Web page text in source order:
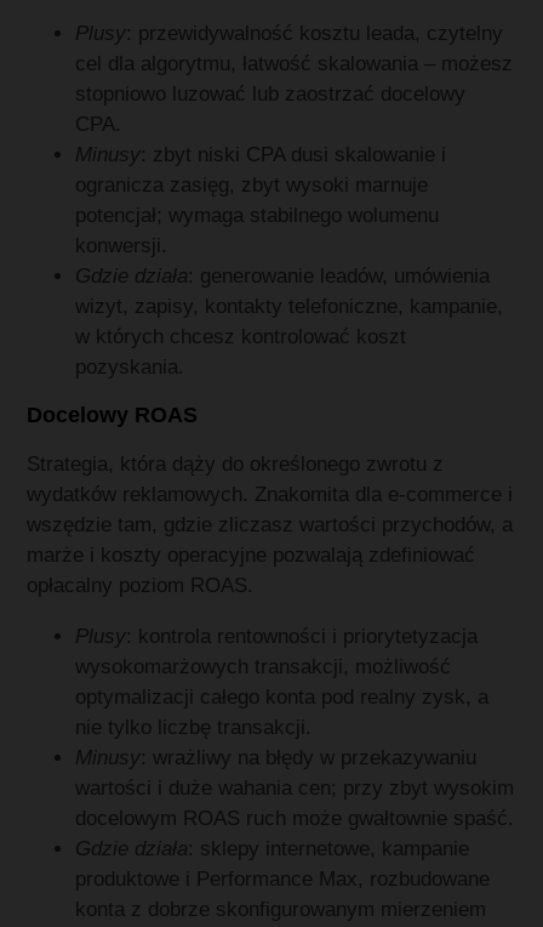
Plusy: przewidywalność kosztu leada, czytelny
cel dla algorytmu, łatwość skalowania – możesz
stopniowo luzować lub zaostrzać docelowy
CPA.
Minusy: zbyt niski CPA dusi skalowanie i
ogranicza zasięg, zbyt wysoki marnuje
potencjał; wymaga stabilnego wolumenu
konwersji.
Gdzie działa: generowanie leadów, umówienia
wizyt, zapisy, kontakty telefoniczne, kampanie,
w których chcesz kontrolować koszt
pozyskania.
Docelowy ROAS
Strategia, która dąży do określonego zwrotu z
wydatków reklamowych. Znakomita dla e-commerce i
wszędzie tam, gdzie zliczasz wartości przychodów, a
marże i koszty operacyjne pozwalają zdefiniować
opłacalny poziom ROAS.
Plusy: kontrola rentowności i priorytetyzacja
wysokomarżowych transakcji, możliwość
optymalizacji całego konta pod realny zysk, a
nie tylko liczbę transakcji.
Minusy: wrażliwy na błędy w przekazywaniu
wartości i duże wahania cen; przy zbyt wysokim
docelowym ROAS ruch może gwałtownie spaść.
Gdzie działa: sklepy internetowe, kampanie
produktowe i Performance Max, rozbudowane
konta z dobrze skonfigurowanym mierzeniem